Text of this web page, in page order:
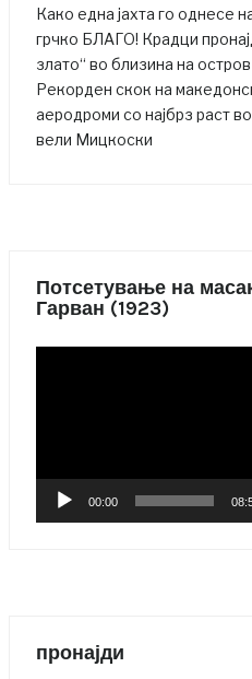
Како една јахта го однесе
грчко БЛАГО! Крадци
злато“ во близина на остров
Рекорден скок на
аеродроми со најбрз раст
вели Мицкоски
Потсетување на
Гарван (1923)
00:00
пронајди